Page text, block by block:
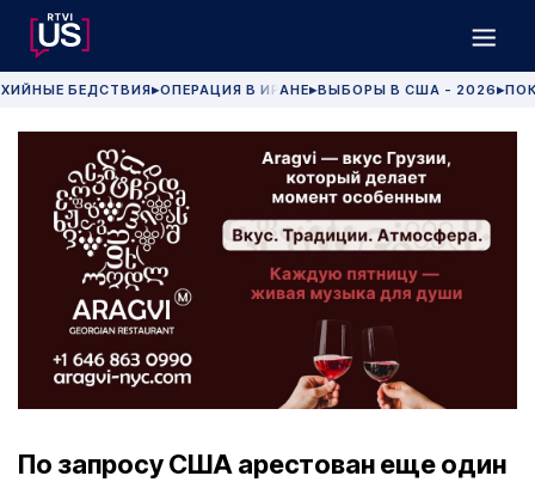
БЕДСТВИЯ▶ОПЕРАЦИЯ В ИРАНЕ▶ВЫБОРЫ В США - 2026 ▶
По запросу США арестован еще один